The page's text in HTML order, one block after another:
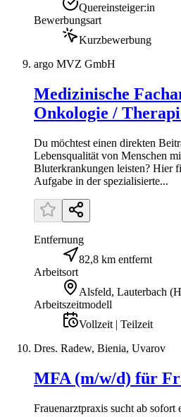
Quereinsteiger:in
Bewerbungsart
Kurzbewerbung
argo MVZ GmbH
Medizinische
Onkologie /
Du möchtest einen direkten
Lebensqualität von Menschen
Bluterkrankungen leisten? Hier
Aufgabe in der spezialisierte...
Entfernung
82,8 km entfernt
Arbeitsort
Alsfeld, Lauterbach
Arbeitszeitmodell
Vollzeit | Teilzeit
Dres. Radew, Bienia, Uvarov
MFA (m/w/d) für
Frauenarztpraxis sucht ab sofort